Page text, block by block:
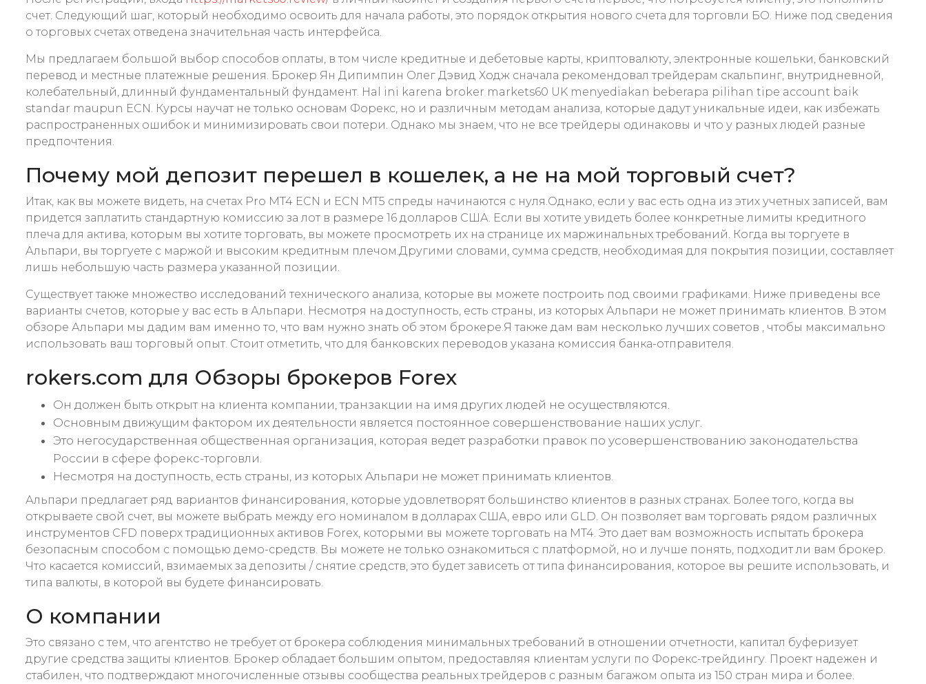
счет. Следующий шаг, который необходимо освоить для начала работы, это порядок открытия нового счета для торговли БО. Ниже под сведения
о торговых счетах отведена значительная часть интерфейса.
Мы предлагаем большой выбор способов оплаты, в том числе кредитные и дебетовые карты, криптовалюту, электронные кошельки, банковский
перевод и местные платежные решения. Брокер Ян Дипимпин Олег Дэвид Ходж сначала рекомендовал трейдерам скальпинг, внутридневной,
колебательный, длинный фундаментальный фундамент. Hal ini karena broker markets60 UK menyediakan beberapa pilihan tipe account baik
standar maupun ECN. Курсы научат не только основам Форекс, но и различным методам анализа, которые дадут уникальные идеи, как избежать
распространенных ошибок и минимизировать свои потери. Однако мы знаем, что не все трейдеры одинаковы и что у разных людей разные
предпочтения.
Почему мой депозит перешел в кошелек, а не на мой торговый счет?
Итак, как вы можете видеть, на счетах Pro MT4 ECN и ECN MT5 спреды начинаются с нуля.Однако, если у вас есть одна из этих учетных записей, вам
придется заплатить стандартную комиссию за лот в размере 16 долларов США. Если вы хотите увидеть более конкретные лимиты кредитного
плеча для актива, которым вы хотите торговать, вы можете просмотреть их на странице их маржинальных требований. Когда вы торгуете в
Альпари, вы торгуете с маржой и высоким кредитным плечом.Другими словами, сумма средств, необходимая для покрытия позиции, составляет
лишь небольшую часть размера указанной позиции.
Существует также множество исследований технического анализа, которые вы можете построить под своими графиками. Ниже приведены все
варианты счетов, которые у вас есть в Альпари. Несмотря на доступность, есть страны, из которых Альпари не может принимать клиентов. В этом
обзоре Альпари мы дадим вам именно то, что вам нужно знать об этом брокере.Я также дам вам несколько лучших советов , чтобы максимально
использовать ваш торговый опыт. Стоит отметить, что для банковских переводов указана комиссия банка-отправителя.
rokers.com для Обзоры брокеров Forex
Он должен быть открыт на клиента компании, транзакции на имя других людей не осуществляются.
Основным движущим фактором их деятельности является постоянное совершенствование наших услуг.
Это негосударственная общественная организация, которая ведет разработки правок по усовершенствованию законодательства
России в сфере форекс-торговли.
Несмотря на доступность, есть страны, из которых Альпари не может принимать клиентов.
Альпари предлагает ряд вариантов финансирования, которые удовлетворят большинство клиентов в разных странах. Более того, когда вы
открываете свой счет, вы можете выбрать между его номиналом в долларах США, евро или GLD. Он позволяет вам торговать рядом различных
инструментов CFD поверх традиционных активов Forex, которыми вы можете торговать на MT4. Это дает вам возможность испытать брокера
безопасным способом с помощью демо-средств. Вы можете не только ознакомиться с платформой, но и лучше понять, подходит ли вам брокер.
Что касается комиссий, взимаемых за депозиты / снятие средств, это будет зависеть от типа финансирования, которое вы решите использовать, и
типа валюты, в которой вы будете финансировать.
О компании
Это связано с тем, что агентство не требует от брокера соблюдения минимальных требований в отношении отчетности, капитал буферизует
другие средства защиты клиентов. Брокер обладает большим опытом, предоставляя клиентам услуги по Форекс-трейдингу. Проект надежен и
стабилен, что подтверждают многочисленные отзывы сообщества реальных трейдеров с разным багажом опыта из 150 стран мира и более.